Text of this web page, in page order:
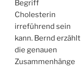
Begriff
Cholesterin
irreführend sein
kann. Bernd erzählt
die genauen
Zusammenhänge